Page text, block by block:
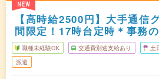
NEW
【高時給2500円】大手通信
間限定！17時台定時＊事務
職種未経験OK 交通費別途支給あり 土
派遣